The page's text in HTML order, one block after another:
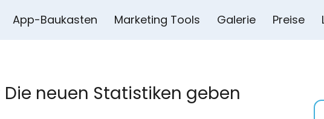
App-Baukasten Marketing Tools Galerie Preise
neuen Statistiken geben